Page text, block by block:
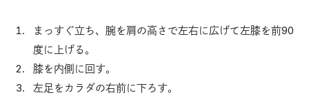
まっすぐ立ち、腕を肩の高さで左右に広げて左膝を前90
度に上げる。
膝を内側に回す。
左足をカラダの右前に下ろす。